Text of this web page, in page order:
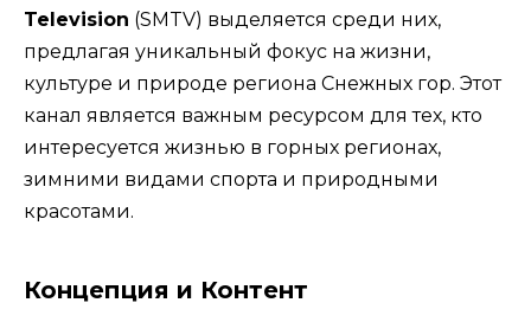
Television (SMTV) выделяется среди них,
предлагая уникальный фокус на жизни,
культуре и природе региона Снежных гор. Этот
канал является важным ресурсом для тех, кто
интересуется жизнью в горных регионах,
зимними видами спорта и природными
красотами.
Концепция и Контент